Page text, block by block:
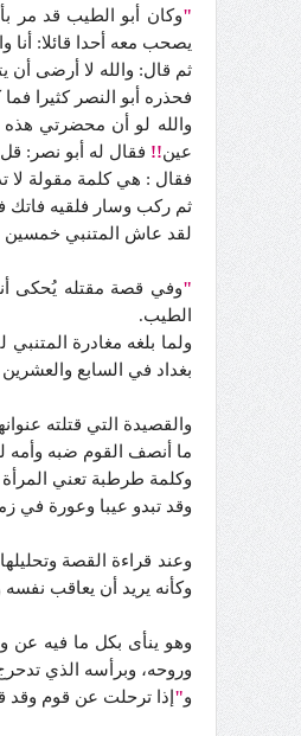
"وكان أبو الطيب قد مر
يصحب معه أحدا قائلا:
ثم قال: والله لا أرضى
فحذره أبو النصر كثيرا
والله لو أن محضرتي
عين!! فقال له أبو نصر: قل
فقال : هي كلمة مقولة لا
ثم ركب وسار فلقيه فاتك
لقد عاش المتنبي
"وفي قصة مقتله يُحكى
الطيب.
ولما بلغه مغادرة
بغداد في السابع
والقصيدة التي قتلته
ما أنصف القوم ضبه وأمه
وكلمة طرطبة تعني المرأة
وقد تبدو عيبا وعورة في
وعند قراءة القصة
وكأنه يريد أن يعاقب نفسه
وهو ينأى بكل ما فيه عن
وروحه، وبرأسه الذي
و" إذا ترحلت عن قوم وقد